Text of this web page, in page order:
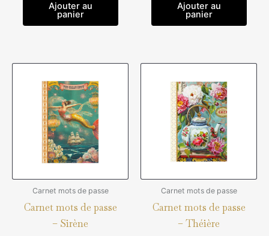
Ajouter au
panier
Ajouter au
panier
Carnet mots de passe
Carnet mots de passe
– Sirène
Carnet mots de passe
Carnet mots de passe
– Théière